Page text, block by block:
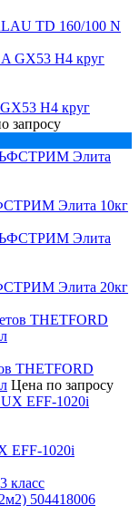
TD 160/100 N
H4 круг
запросу
Элита 10кг
Элита 20кг
THETFORD
Цена по запросу
EFF-1020i